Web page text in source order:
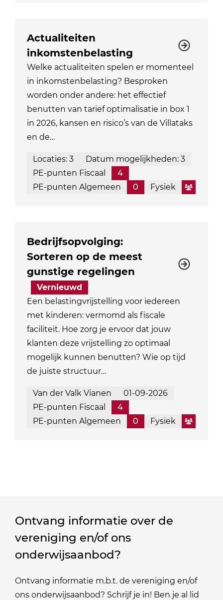
Actualiteiten
inkomstenbelasting
Welke actualiteiten spelen er momenteel
in inkomstenbelasting? Besproken
worden onder andere: het effectief
benutten van tarief optimalisatie in box 1
in 2026, kansen en risico’s van de Villataks
en de…
Locaties: 3
Datum mogelijkheden: 3
PE-punten Fiscaal
4
PE-punten Algemeen
0 Fysiek
Bedrijfsopvolging:
Sorteren op de meest
gunstige regelingen
Vernieuwd
Een belastingvrijstelling voor iedereen
met kinderen: vermomd als fiscale
faciliteit. Hoe zorg je ervoor dat jouw
klanten deze vrijstelling zo optimaal
mogelijk kunnen benutten? Wie op tijd
de juiste structuur…
Van der Valk Vianen
01-09-2026
PE-punten Fiscaal
4
PE-punten Algemeen
0 Fysiek
Ontvang informatie over de
vereniging en/of ons
onderwijsaanbod?
Ontvang informatie m.b.t. de vereniging en/of
ons onderwijsaanbod? Schrijf je in! Ben je al lid